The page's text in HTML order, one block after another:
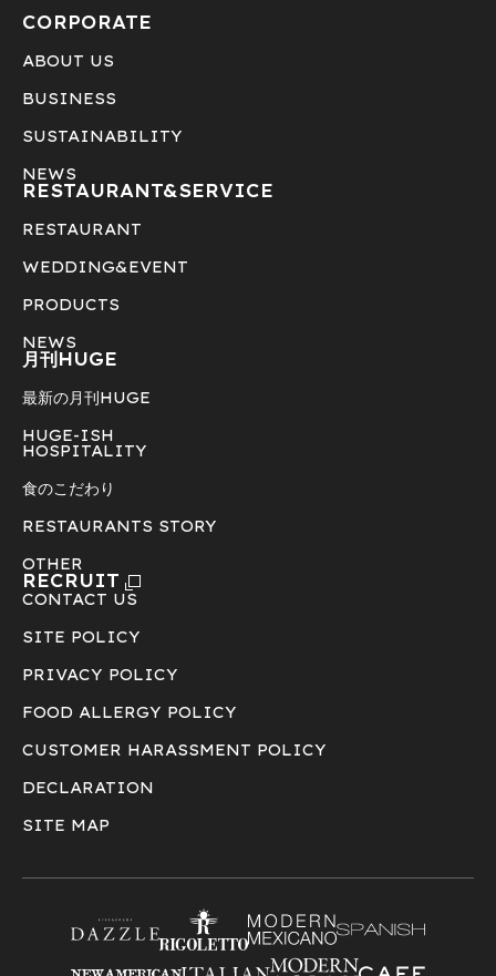
CORPORATE
ABOUT US
BUSINESS
SUSTAINABILITY
NEWS
RESTAURANT&SERVICE
RESTAURANT
WEDDING&EVENT
PRODUCTS
NEWS
月刊HUGE
最新の月刊HUGE
HUGE-ISH
HOSPITALITY
食のこだわり
RESTAURANTS STORY
OTHER
RECRUIT
CONTACT US
SITE POLICY
PRIVACY POLICY
FOOD ALLERGY POLICY
CUSTOMER HARASSMENT POLICY
DECLARATION
SITE MAP